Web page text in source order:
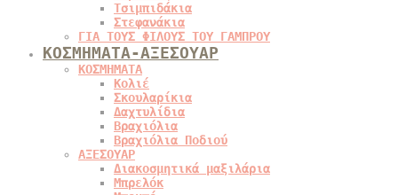
Τσιμπιδάκια
Στεφανάκια
ΓΙΑ ΤΟΥΣ ΦΙΛΟΥΣ ΤΟΥ ΓΑΜΠΡΟΥ
ΚΟΣΜΗΜΑΤΑ-ΑΞΕΣΟΥΑΡ
ΚΟΣΜΗΜΑΤΑ
Κολιέ
Σκουλαρίκια
Δαχτυλίδια
Βραχιόλια
Βραχιόλια Ποδιού
ΑΞΕΣΟΥΑΡ
Διακοσμητικά μαξιλάρια
Μπρελόκ